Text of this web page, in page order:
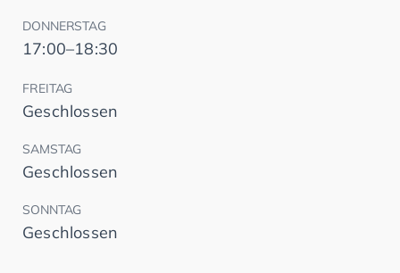
DONNERSTAG
17:00–18:30
FREITAG
Geschlossen
SAMSTAG
Geschlossen
SONNTAG
Geschlossen